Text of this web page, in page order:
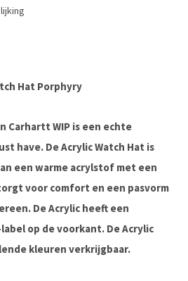
Hat Porphyry
Carhartt WIP is een echte
have. De Acrylic Watch Hat is
een warme acrylstof met een
voor comfort en een pasvorm
De Acrylic heeft een
op de voorkant. De Acrylic
kleuren verkrijgbaar.